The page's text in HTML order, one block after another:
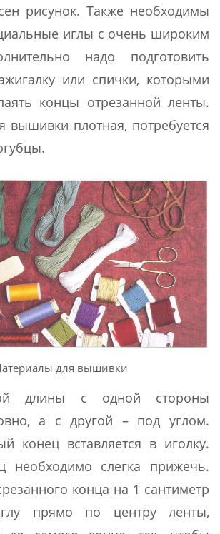
рисунок. Также необходимы
иглы с очень широким
надо подготовить
или спички, которыми
концы отрезанной ленты.
вышивки плотная, потребуется
для вышивки
длины с одной стороны
а с другой – под углом.
конец вставляется в иголку.
необходимо слегка прижечь.
конца на 1 сантиметр
прямо по центру ленты,